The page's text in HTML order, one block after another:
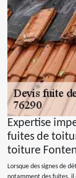
Expertise
fuites de
toiture
Lorsque des signes de